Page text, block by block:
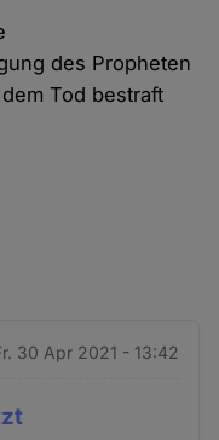
des Propheten
Tod bestraft
30 Apr 2021 - 13:42